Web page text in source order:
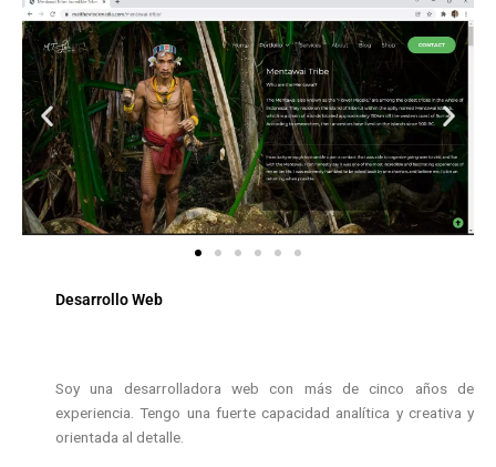
Desarrollo Web
Soy una desarrolladora web con más de cinco años de
experiencia. Tengo una fuerte capacidad analítica y creativa y
orientada al detalle.